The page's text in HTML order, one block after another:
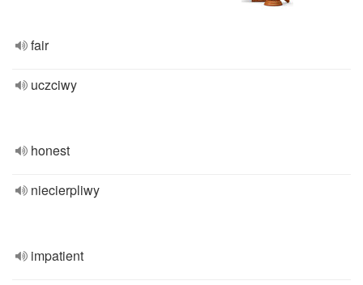
fair
uczciwy
honest
niecierpliwy
impatient